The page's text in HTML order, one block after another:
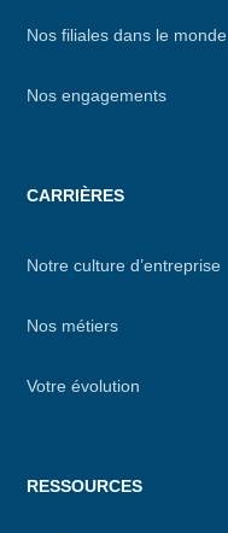
Nos filiales dans le monde
Nos engagements
CARRIÈRES
Notre culture d’entreprise
Nos métiers
Votre évolution
RESSOURCES